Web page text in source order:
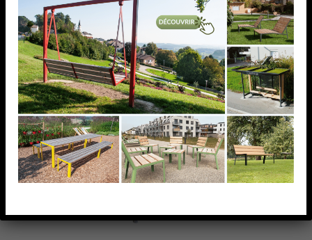
AJOUTER À MA
LISTE
AJOUTER À MA
LISTE